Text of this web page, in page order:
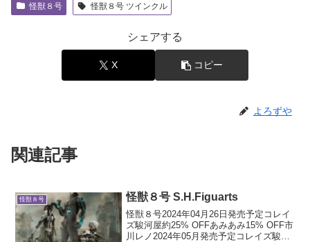
怪獣８号 怪獣８号 ツインクル
シェアする
X コピー
よろずや
関連記事
怪獣８号 怪獣８号 S.H.Figuarts
怪獣８号2024年04月26日発売予定コレイ
ズ駿河屋約25% OFFあみあみ15% OFF市
川レノ2024年05月発売予定コレイズ駿河